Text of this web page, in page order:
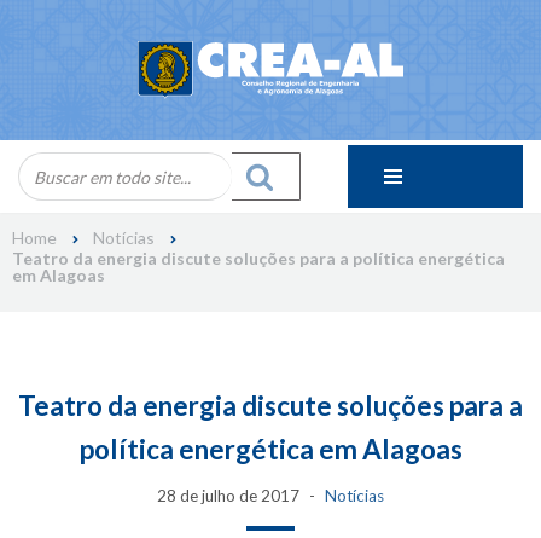
Home
Notícias
Teatro da energia discute soluções para a política energética
em Alagoas
Teatro da energia discute soluções para a
política energética em Alagoas
28 de julho de 2017 Notícias